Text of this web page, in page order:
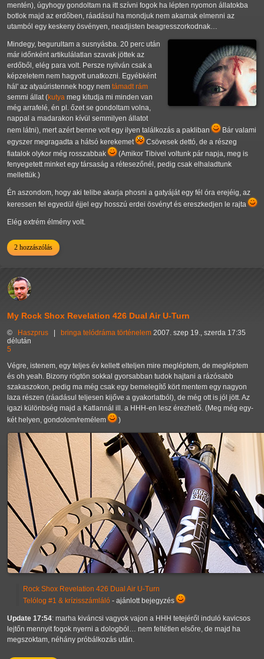
mentén), úgyhogy gondoltam na itt szívni fogok ha lépten nyomon állatokba
botlok majd az erdőben, ráadásul ha mondjuk nem akarnak elmenni az
utamból egy keskeny ösvényen, neadjisten beagresszorkodnak…
Mindegy, begurultam a susnyásba. 20 perc után
már időnként artikulálatlan szavak jöttek az
erdőből, elég para volt. Persze nyilván csak a
képzeletem nem hagyott unatkozni. Egyébként
hál' az atyaúristennek hogy nem támadt rám
semmi állat (kutya meg kitudja mi minden van
még arrafelé, én pl. őzet se gondoltam volna,
nappal a madarakon kívül semmilyen állatot
nem látni), mert azért benne volt egy ilyen találkozás a pakliban
Bár valami
egyszer megragadta a hátsó kerekemet
Csövesek dettó, de a részeg
fiatalok olykor még rosszabbak
(Amikor Tibivel voltunk pár napja, meg is
fenyegetett minket egy társaság a rétesezőnél, pedig csak elhaladtunk
mellettük.)
Én aszondom, hogy aki telibe akarja phosni a gatyáját egy fél óra erejéig, az
keressen fel egyedül éjjel egy hosszú erdei ösvényt és ereszkedjen le rajta
Elég extrém élmény volt.
2 hozzászólás
My Rock Shox Revelation 426 Dual Air U-Turn
© Haszprus | bringa telódráma történelem 2007. szep 19., szerda 17:35
délután
5
Végre, istenem, egy teljes év kellett elteljen mire megléptem, de megléptem
és oh yeah. Bizony rögtön sokkal gyorsabban tudok hajtani a rázósabb
szakaszokon, pedig ma még csak egy bemelegítő kört mentem egy nagyon
laza részen (ráadásul teljesen kijőve a gyakorlatból), de még ott is jól jött. Az
igazi különbség majd a Katlannál ill. a HHH-en lesz érezhető. (Meg még egy-
két helyen, gondolom/remélem
)
Rock Shox Revelation 426 Dual Air U-Turn
Telólog #1 & krízisszámláló - ajánlott bejegyzés
Update 17:54: marha kiváncsi vagyok vajon a HHH tetejéről induló kavicsos
lejtőn mennyit fogok nyerni a dologból… nem feltétlen elsőre, de majd ha
megszoktam, néhány próbálkozás után.